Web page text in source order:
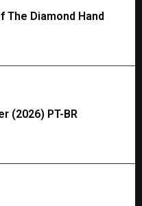
The Diamond Hand
(2026) PT-BR